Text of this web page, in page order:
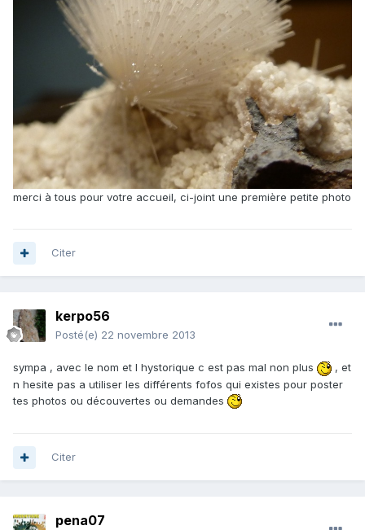
merci à tous pour votre accueil, ci-joint une première petite photo
Citer
kerpo56
Posté(e) 22 novembre 2013
sympa , avec le nom et l hystorique c est pas mal non plus
, et
n hesite pas a utiliser les différents fofos qui existes pour poster
tes photos ou découvertes ou demandes
Citer
pena07